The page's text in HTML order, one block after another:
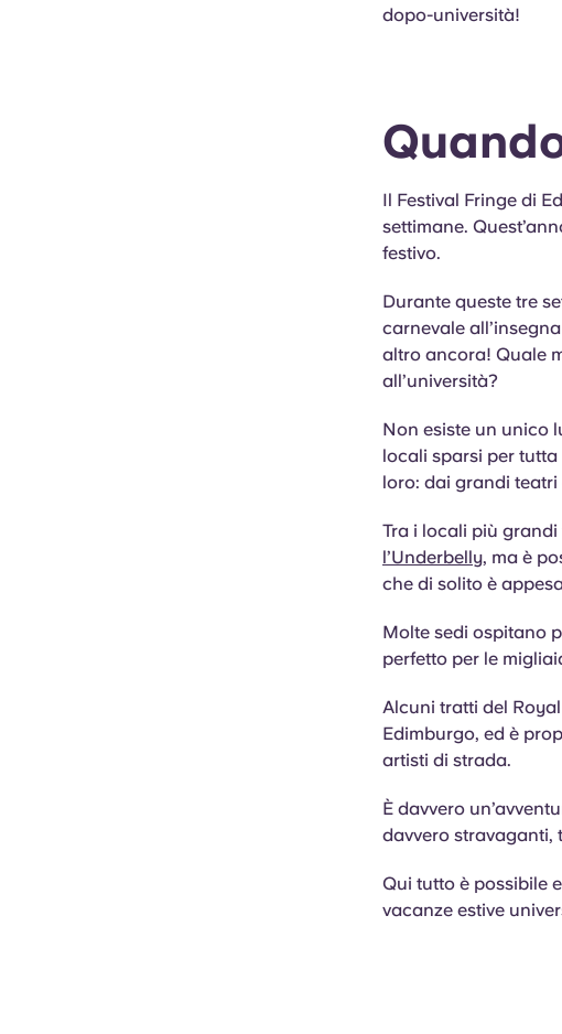
dopo-università!
Il Festival Fringe di
settimane.
festivo.
Durante queste tre
carnevale
altro ancora! Quale
all’università?
Non esiste un unico
locali sparsi per
loro: dai grandi
Tra i locali più
l’Underbelly, ma è
che di solito è
Molte sedi ospitano
perfetto per le
Alcuni tratti del
Edimburgo, ed è
artisti di strada.
È davvero
davvero stravaganti,
Qui tutto è possibile
vacanze estive